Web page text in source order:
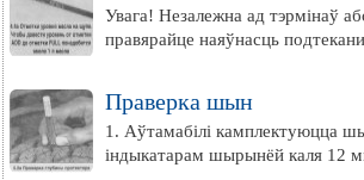
Увага! Незалежна ад тэрмінаў
правярайце наяўнасць
Праверка шын
1. Аўтамабілі камплектуюцца
індыкатарам шырынёй каля 12